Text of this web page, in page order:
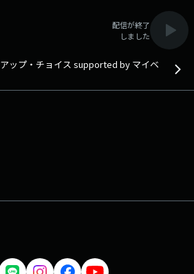
公式Youtube Chで展開するスピンオフ企
らいたいテーマやアイテムもこちらにお寄せ
ト：https://www.tfm.co.jp/choice/ メッセ
f/choice/message
配信が終了
しました
ップ・チョイス supported by マイベ